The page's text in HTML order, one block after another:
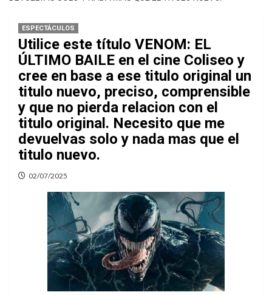
ESPECTÁCULOS
Utilice este título VENOM: EL
ÚLTIMO BAILE en el cine Coliseo y
cree en base a ese titulo original un
titulo nuevo, preciso, comprensible
y que no pierda relacion con el
titulo original. Necesito que me
devuelvas solo y nada mas que el
titulo nuevo.
02/07/2025